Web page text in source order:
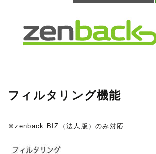
フィルタリング機能
※zenback BIZ（法人版）のみ対応